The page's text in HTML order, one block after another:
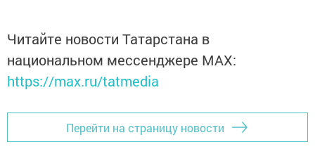
Читайте новости Татарстана в
национальном мессенджере MАХ:
https://max.ru/tatmedia
Перейти на страницу новости